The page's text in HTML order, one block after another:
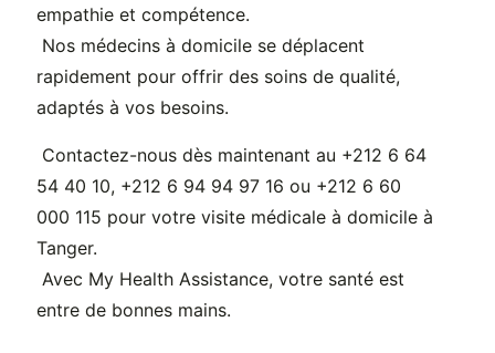
empathie et compétence.
Nos médecins à domicile se déplacent
rapidement pour offrir des soins de qualité,
adaptés à vos besoins.
Contactez-nous dès maintenant au +212 6 64
54 40 10, +212 6 94 94 97 16 ou +212 6 60
000 115 pour votre visite médicale à domicile à
Tanger.
Avec My Health Assistance, votre santé est
entre de bonnes mains.